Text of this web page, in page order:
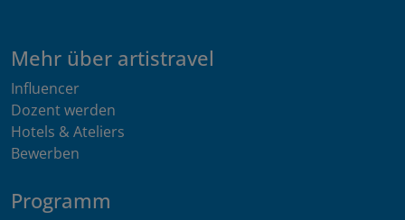
Mehr über artistravel
Influencer
Dozent werden
Hotels & Ateliers
Bewerben
Programm